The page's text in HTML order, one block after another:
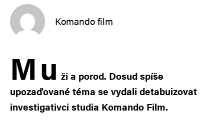
Komando film
Mu ži a porod. Dosud spíše
upozaďované téma se vydali detabuizovat
investigativci studia Komando Film.